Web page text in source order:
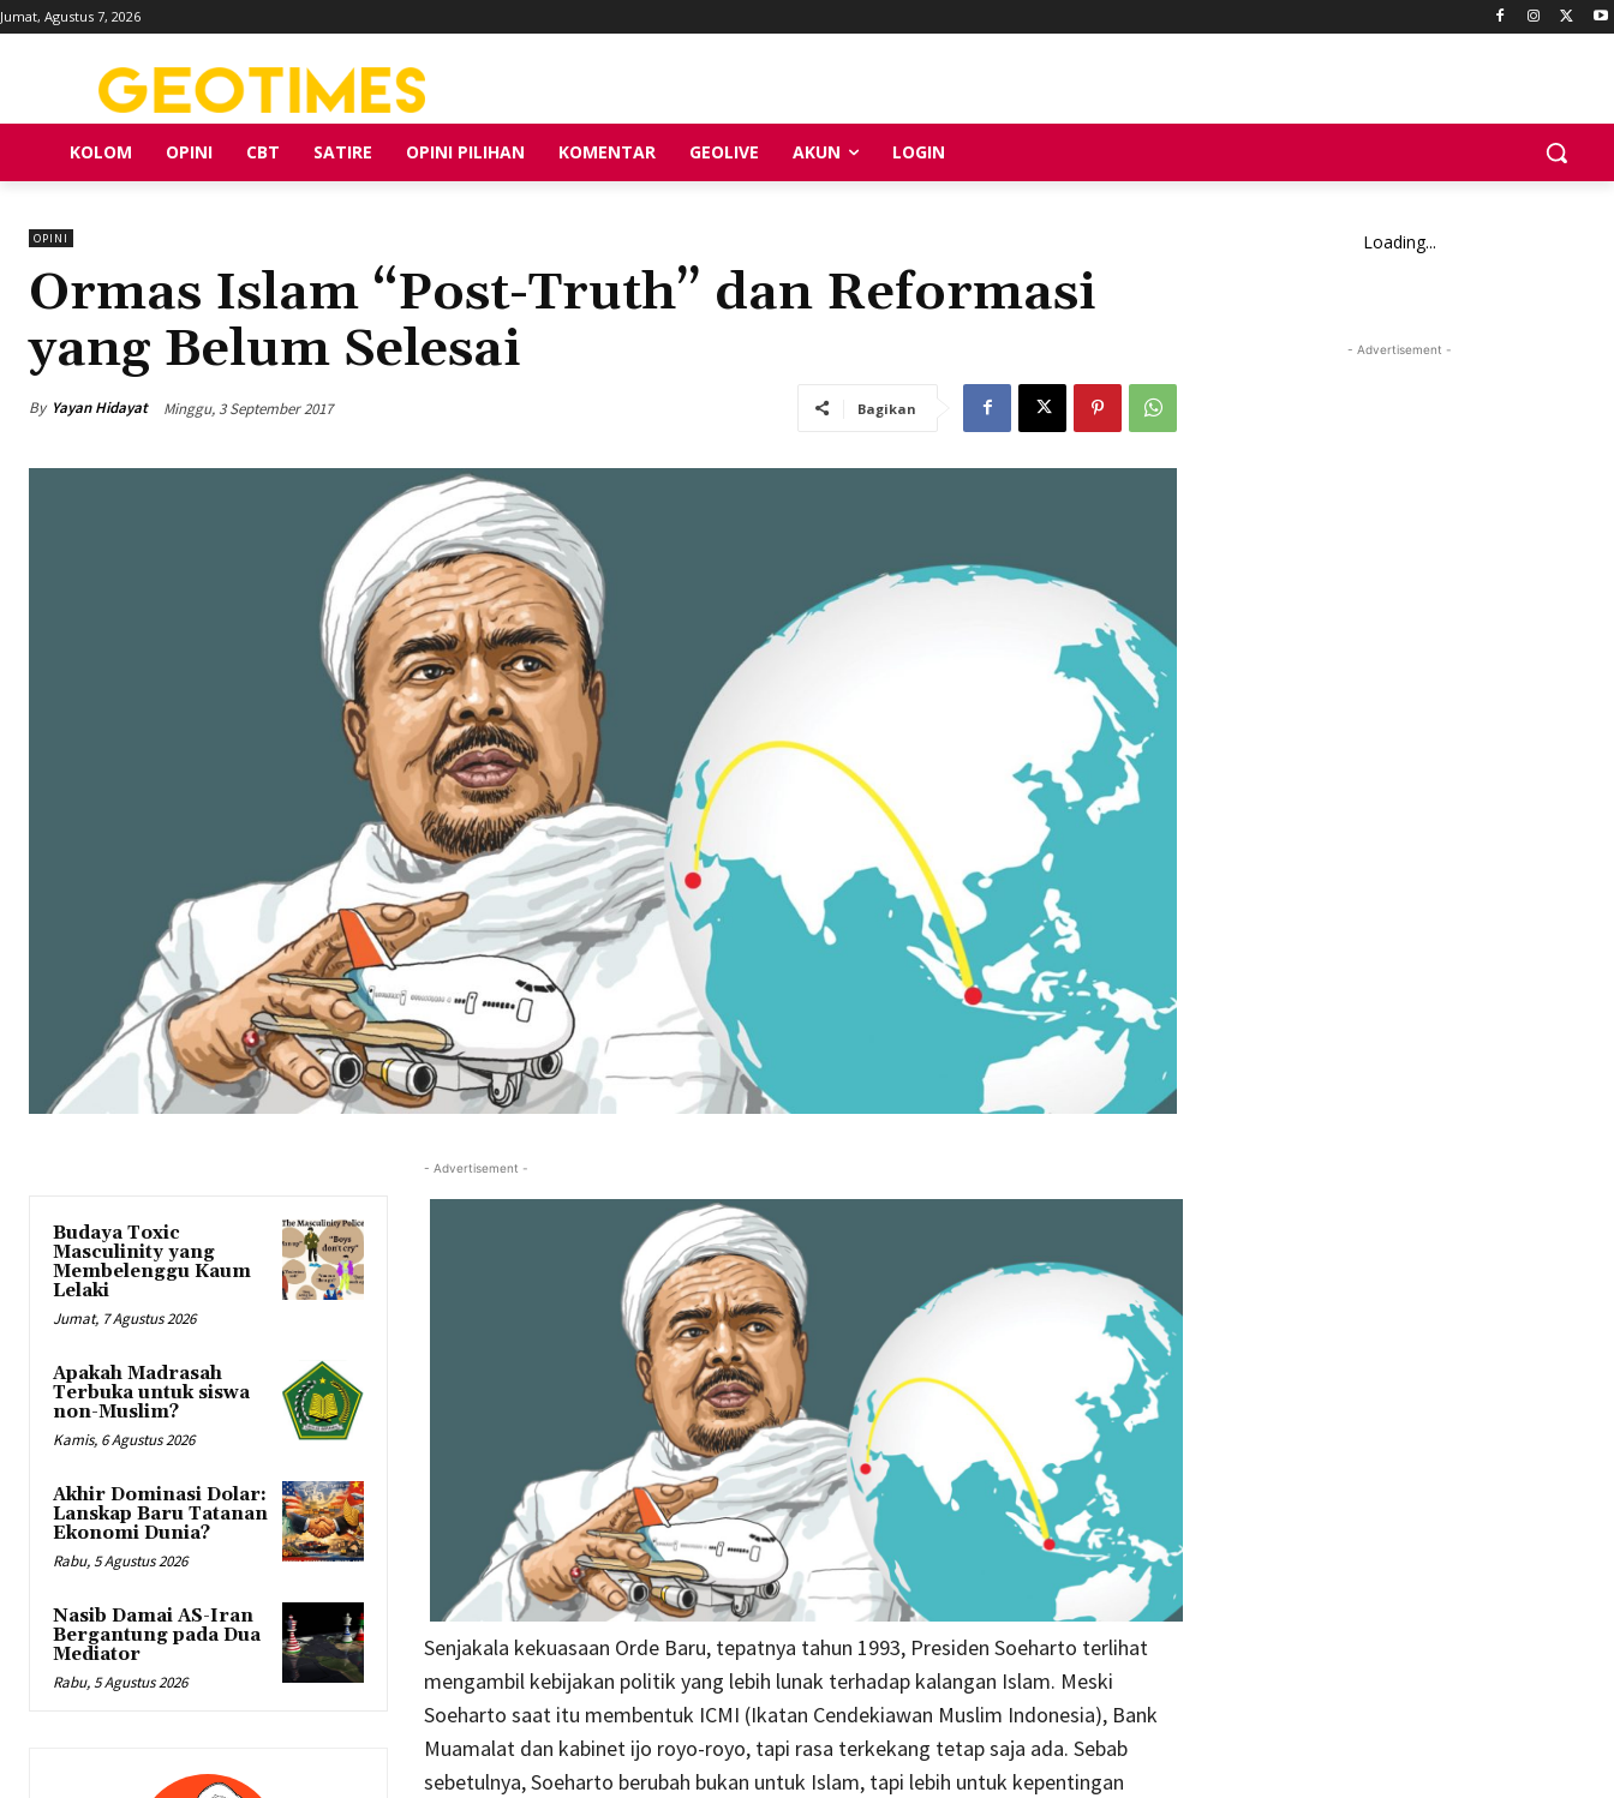
Jumat, Agustus 7, 2026
KOLOM OPINI CBT SATIRE OPINI PILIHAN KOMENTAR GEOLIVE AKUN LOGIN
OPINI
Ormas Islam “Post-Truth” dan Reformasi
yang Belum Selesai
By Yayan Hidayat Minggu, 3 September 2017 Bagikan
Budaya Toxic
Masculinity yang
Membelenggu Kaum
Lelaki
Jumat, 7 Agustus 2026
Apakah Madrasah
Terbuka untuk siswa
non-Muslim?
Kamis, 6 Agustus 2026
Akhir Dominasi Dolar:
Lanskap Baru Tatanan
Ekonomi Dunia?
Rabu, 5 Agustus 2026
Nasib Damai AS-Iran
Bergantung pada Dua
Mediator
Rabu, 5 Agustus 2026
- Advertisement -
Senjakala kekuasaan Orde Baru, tepatnya tahun 1993, Presiden Soeharto terlihat
mengambil kebijakan politik yang lebih lunak terhadap kalangan Islam. Meski
Soeharto saat itu membentuk ICMI (Ikatan Cendekiawan Muslim Indonesia), Bank
Muamalat dan kabinet ijo royo-royo, tapi rasa terkekang tetap saja ada. Sebab
sebetulnya, Soeharto berubah bukan untuk Islam, tapi lebih untuk kepentingan
Loading...
- Advertisement -